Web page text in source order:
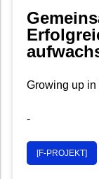
Growing up
-
[F-PROJEKT]